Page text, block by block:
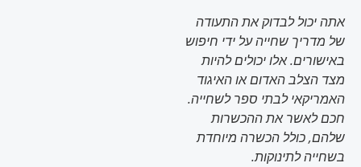
אתה יכול לבדוק את התעודה
של מדריך שחייה על ידי חיפוש
באישורים. אלו יכולים להיות
מצד הצלב האדום או האיגוד
האמריקאי לבתי ספר לשחייה.
חכם לאשר את ההכשרות
שלהם, כולל הכשרה מיוחדת
בשחייה לתינוקות.